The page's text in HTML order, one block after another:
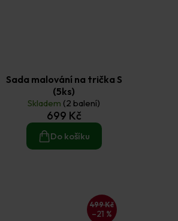
Sada malování na trička S
(5ks)
Skladem (2 balení)
699 Kč
Do košíku
499 Kč
–21 %